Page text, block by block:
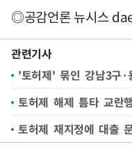
◎공감언론 뉴시스
관련기사
'토허제' 묶인 강남3구
토허제 해제 틈타 교란